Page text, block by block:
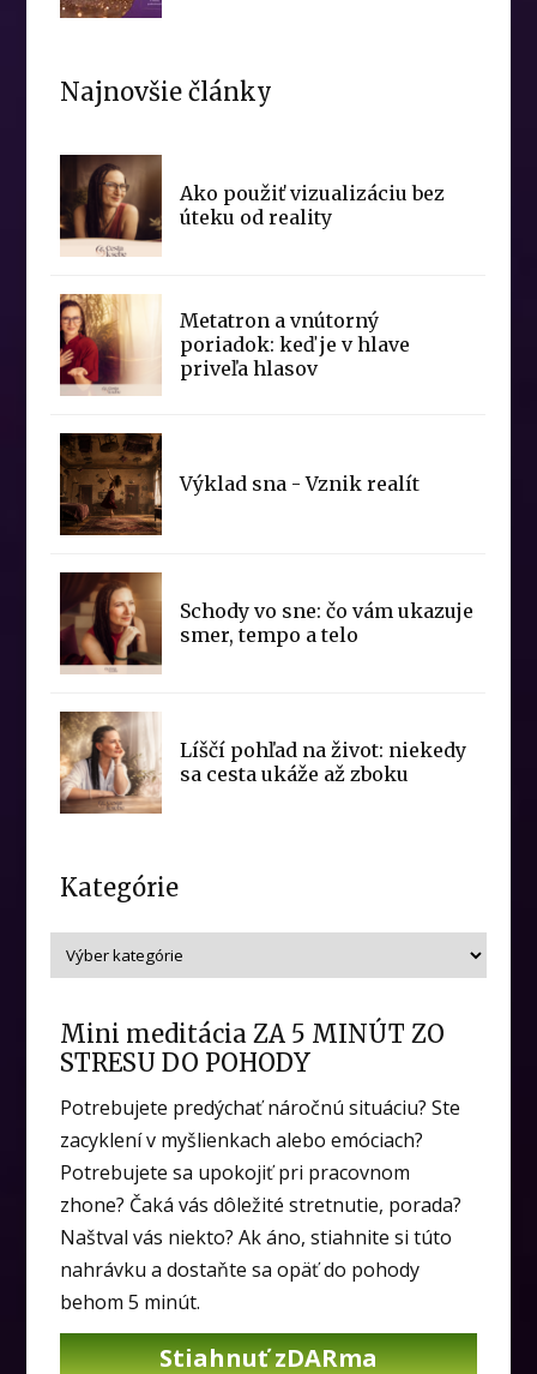
Najnovšie články
Ako použiť vizualizáciu bez
úteku od reality
Metatron a vnútorný
poriadok: keď je v hlave
priveľa hlasov
Výklad sna - Vznik realít
Schody vo sne: čo vám ukazuje
smer, tempo a telo
Líščí pohľad na život: niekedy
sa cesta ukáže až zboku
Kategórie
Mini meditácia ZA 5 MINÚT ZO
STRESU DO POHODY
Potrebujete predýchať náročnú situáciu? Ste
zacyklení v myšlienkach alebo emóciach?
Potrebujete sa upokojiť pri pracovnom
zhone? Čaká vás dôležité stretnutie, porada?
Naštval vás niekto? Ak áno, stiahnite si túto
nahrávku a dostaňte sa opäť do pohody
behom 5 minút.
Stiahnuť zDARma